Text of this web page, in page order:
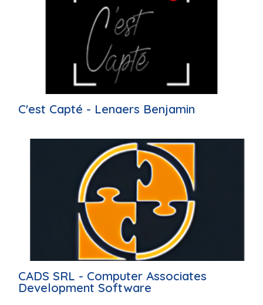
C'est Capté - Lenaers Benjamin
CADS SRL - Computer Associates
Development Software